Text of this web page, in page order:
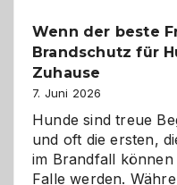
und
herzlich
Wenn der beste
Brandschutz für
Zuhause
7. Juni 2026
Hunde sind treue
und oft die ersten,
im Brandfall
Falle werden.